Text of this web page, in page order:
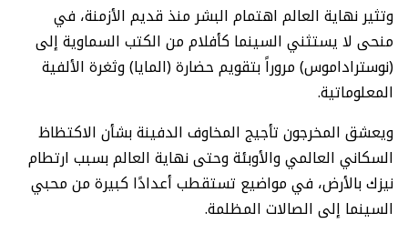
وتثير نهاية العالم اهتمام البشر منذ قديم الأزمنة، في
منحى لا يستثني السينما كأفلام من الكتب السماوية إلى
(نوستراداموس) مروراً بتقويم حضارة (المايا) وثغرة الألفية
المعلوماتية.
ويعشق المخرجون تأجيج المخاوف الدفينة بشأن الاكتظاظ
السكاني العالمي والأوبئة وحتى نهاية العالم بسبب ارتطام
نيزك بالأرض، في مواضيع تستقطب أعدادًا كبيرة من محبي
السينما إلى الصالات المظلمة.